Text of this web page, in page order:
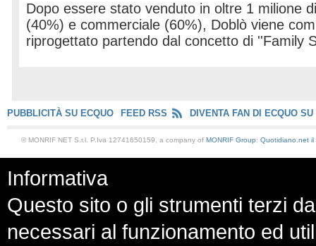
Dopo essere stato venduto in oltre 1 milione
(40%) e commerciale (60%), Doblò viene
riprogettato partendo dal concetto di ''Family
PUBBLICITÀ SU ECQUO FEED RSS DIVENTA FAN DI ECQUO SU
© MONRIF NET S.r.l. P.Iva 12741650159, a company of MONRIF Group: Quotidiano.net il
Informativa
Questo sito o gli strumenti terzi
necessari al funzionamento ed